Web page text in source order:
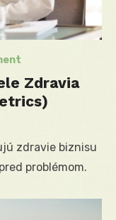
Zdravia
zdravie biznisu
problémom.